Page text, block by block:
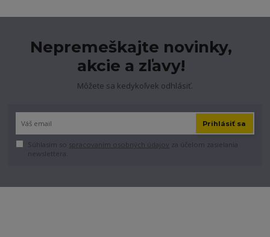
Nepremeškajte novinky,
akcie a zľavy!
Môžete sa kedykoľvek odhlásiť.
Prihlásiť sa
Súhlasím so spracovaním osobných údajov za účelom zasielania
newslettera.